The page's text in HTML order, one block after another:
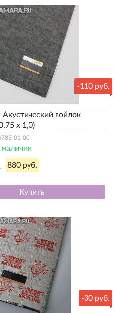
-110 руб.
войлок
х 1,0)
01-00
наличии
880 руб.
Купить
-30 руб.